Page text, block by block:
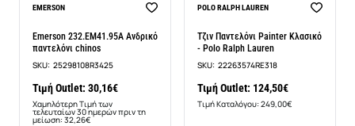
-7%
EMERSON
Emerson 232.EM41.95A Ανδρικό
παντελόνι chinos
SKU: 25298108R3425
Τιμή Outlet: 30,16€
Χαμηλότερη Τιμή των
τελευταίων 30 ημερών πριν τη
μείωση: 32,26€
POLO RALPH LAUREN
Τζιν Παντελόνι Painter Κλασικό
- Polo Ralph Lauren
SKU: 22263574RE318
Τιμή Outlet: 124,50€
Τιμή Καταλόγου: 249,00€